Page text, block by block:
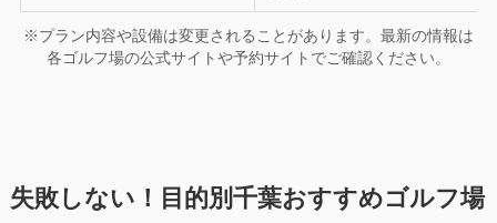
※プラン内容や設備は変更されることがあります。最新の情報は
各ゴルフ場の公式サイトや予約サイトでご確認ください。
失敗しない！目的別千葉おすすめゴルフ場